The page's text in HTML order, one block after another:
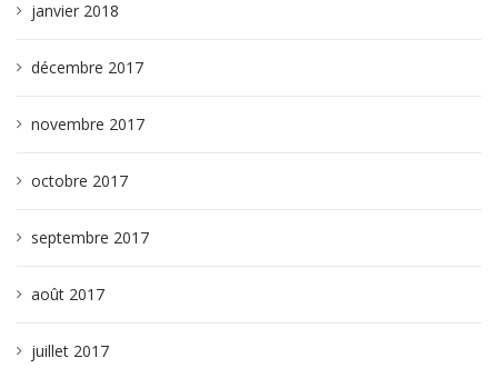
janvier 2018
décembre 2017
novembre 2017
octobre 2017
septembre 2017
août 2017
juillet 2017